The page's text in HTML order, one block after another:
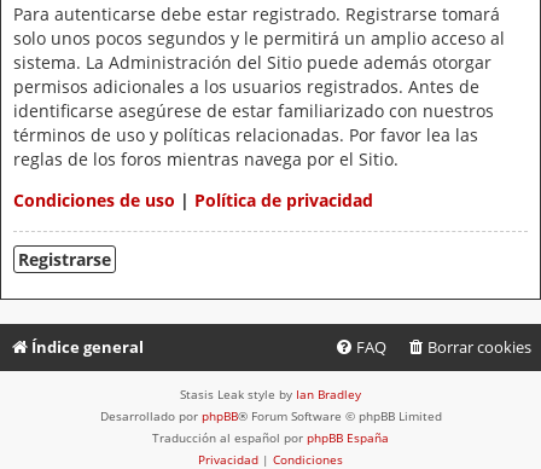
Para autenticarse debe estar registrado. Registrarse tomará
solo unos pocos segundos y le permitirá un amplio acceso al
sistema. La Administración del Sitio puede además otorgar
permisos adicionales a los usuarios registrados. Antes de
identificarse asegúrese de estar familiarizado con nuestros
términos de uso y políticas relacionadas. Por favor lea las
reglas de los foros mientras navega por el Sitio.
Condiciones de uso | Política de privacidad
Registrarse
Índice general Borrar cookies
FAQ
Stasis Leak style by Ian Bradley
Desarrollado por phpBB® Forum Software © phpBB Limited
Traducción al español por phpBB España
Privacidad | Condiciones